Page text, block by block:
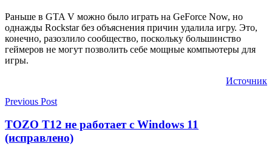
Раньше в GTA V можно было играть на GeForce Now, но
однажды Rockstar без объяснения причин удалила игру. Это,
конечно, разозлило сообщество, поскольку большинство
геймеров не могут позволить себе мощные компьютеры для
игры.
Источник
Previous Post
TOZO T12 не работает с Windows 11
(исправлено)